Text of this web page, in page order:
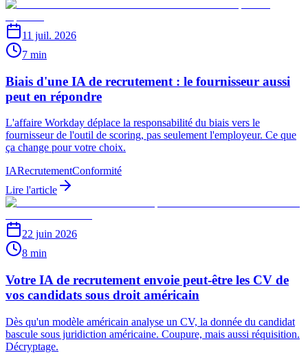
11 juil. 2026
7 min
Biais d'une IA de recrutement : le fournisseur aussi
peut en répondre
L'affaire Workday déplace la responsabilité du biais vers le
fournisseur de l'outil de scoring, pas seulement l'employeur. Ce que
ça change pour votre choix.
IARecrutementConformité
Lire l'article
22 juin 2026
8 min
Votre IA de recrutement envoie peut-être les CV de
vos candidats sous droit américain
Dès qu'un modèle américain analyse un CV, la donnée du candidat
bascule sous juridiction américaine. Coupure, mais aussi réquisition.
Décryptage.